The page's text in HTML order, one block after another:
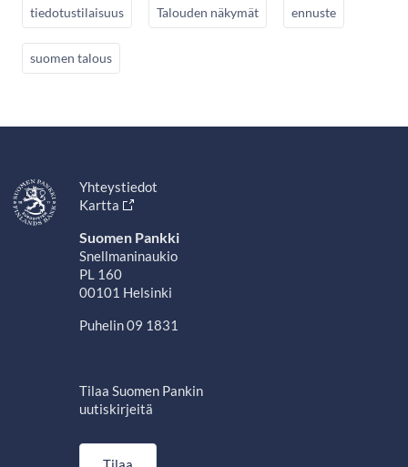
tiedotustilaisuus Talouden näkymät ennuste
suomen talous
Yhteystiedot
Kartta
Suomen Pankki
Snellmaninaukio
PL 160
00101 Helsinki
Puhelin 09 1831
Tilaa Suomen Pankin
uutiskirjeitä